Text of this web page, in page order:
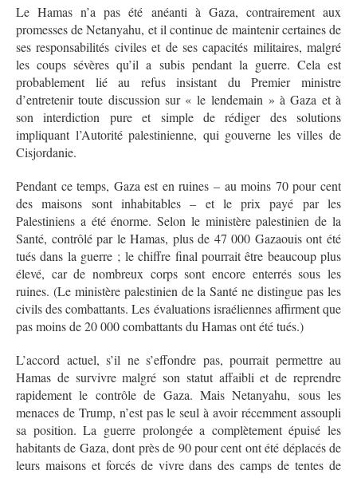
Le Hamas n’a pas été anéanti à Gaza, contrairement aux
promesses de Netanyahu, et il continue de maintenir certaines de
ses responsabilités civiles et de ses capacités militaires, malgré
les coups sévères qu’il a subis pendant la guerre. Cela est
probablement lié au refus insistant du Premier ministre
d’entretenir toute discussion sur « le lendemain » à Gaza et à
son interdiction pure et simple de rédiger des solutions
impliquant l’Autorité palestinienne, qui gouverne les villes de
Cisjordanie.
Pendant ce temps, Gaza est en ruines – au moins 70 pour cent
des maisons sont inhabitables – et le prix payé par les
Palestiniens a été énorme. Selon le ministère palestinien de la
Santé, contrôlé par le Hamas, plus de 47 000 Gazaouis ont été
tués dans la guerre ; le chiffre final pourrait être beaucoup plus
élevé, car de nombreux corps sont encore enterrés sous les
ruines. (Le ministère palestinien de la Santé ne distingue pas les
civils des combattants. Les évaluations israéliennes affirment que
pas moins de 20 000 combattants du Hamas ont été tués.)
L’accord actuel, s’il ne s’effondre pas, pourrait permettre au
Hamas de survivre malgré son statut affaibli et de reprendre
rapidement le contrôle de Gaza. Mais Netanyahu, sous les
menaces de Trump, n’est pas le seul à avoir récemment assoupli
sa position. La guerre prolongée a complètement épuisé les
habitants de Gaza, dont près de 90 pour cent ont été déplacés de
leurs maisons et forcés de vivre dans des camps de tentes de